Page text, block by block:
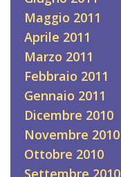
Maggio 2011
Aprile 2011
Marzo 2011
Febbraio 2011
Gennaio 2011
Dicembre 2010
Novembre 2010
Ottobre 2010